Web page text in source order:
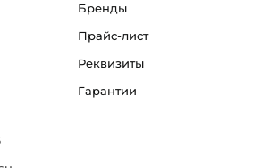
Бренды
Прайс-лист
Реквизиты
Гарантии